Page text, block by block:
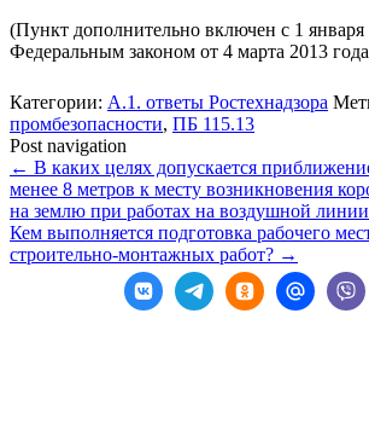
(Пункт дополнительно включен с 1 января
Федеральным законом от 4 марта 2013
Категории: А.1. ответы Ростехнадзора
промбезопасности, ПБ 115.13
Post navigation
← В каких целях допускается
менее 8 метров к месту возникновения
на землю при работах на воздушной линии
Кем выполняется подготовка рабочего
строительно-монтажных работ? →